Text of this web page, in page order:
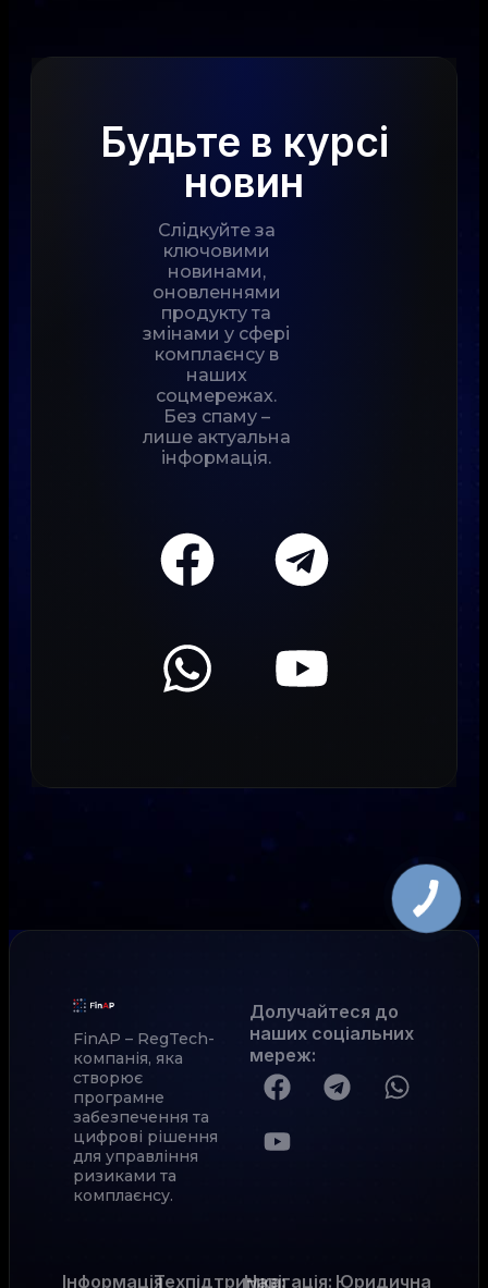
Будьте в курсі
новин
Слідкуйте за
ключовими
новинами,
оновленнями
продукту та
змінами у сфері
комплаєнсу в
наших
соцмережах.
Без спаму –
лише актуальна
інформація.
FinAP – RegTech-
компанія, яка
створює
програмне
забезпечення та
цифрові рішення
для управління
ризиками та
комплаєнсу.
Долучайтеся до
наших соціальних
мереж:
ІнформаціяТехпідтримка:Навігація: Юридична